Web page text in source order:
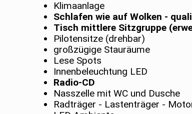
Klimaanlage
Schlafen wie auf Wolken -
Tisch mittlere Sitzgruppe
Pilotensitze (drehbar)
großzügige Stauräume
Lese Spots
Innenbeleuchtung LED
Radio-CD
Nasszelle mit WC und Dusche
Radträger - Lastenträger -